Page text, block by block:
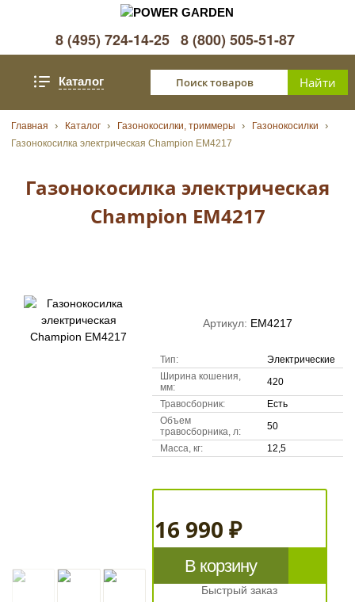
8 (495) 724-14-25 8 (800) 505-51-87
Каталог
Главная Каталог Газонокосилки, триммеры
Газонокосилки
Газонокосилка электрическая Champion EM4217
Газонокосилка электрическая
Champion EM4217
Артикул: EM4217
Тип:
Электрические
Ширина кошения,
мм:
420
Травосборник:
Есть
Объем
травосборника, л:
50
Масса, кг:
12,5
16 990 ₽
В корзину
Быстрый заказ